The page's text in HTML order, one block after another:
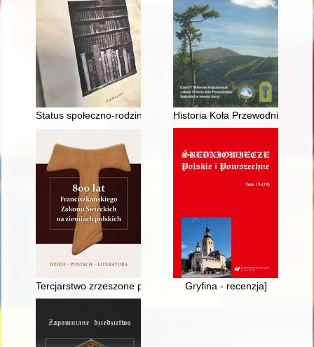
Status społeczno-rodzinny kobiety w poszczególnych
Historia Koła Przewodników
Tercjarstwo zrzeszone przy klasztorze bernardynów we
Gryfina - recenzja]